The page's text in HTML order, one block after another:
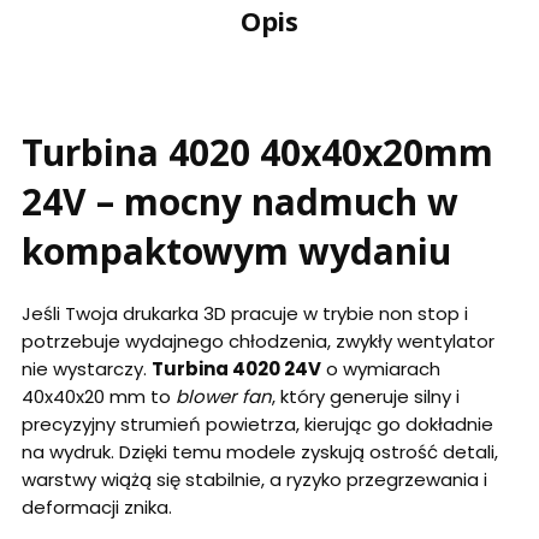
Opis
Turbina 4020 40x40x20mm
24V – mocny nadmuch w
kompaktowym wydaniu
Jeśli Twoja drukarka 3D pracuje w trybie non stop i
potrzebuje wydajnego chłodzenia, zwykły wentylator
nie wystarczy. Turbina 4020 24Vo wymiarach
40x40x20 mm to blower fan, który generuje silny i
precyzyjny strumień powietrza, kierując go dokładnie
na wydruk. Dzięki temu modele zyskują ostrość detali,
warstwy wiążą się stabilnie, a ryzyko przegrzewania i
deformacji znika.